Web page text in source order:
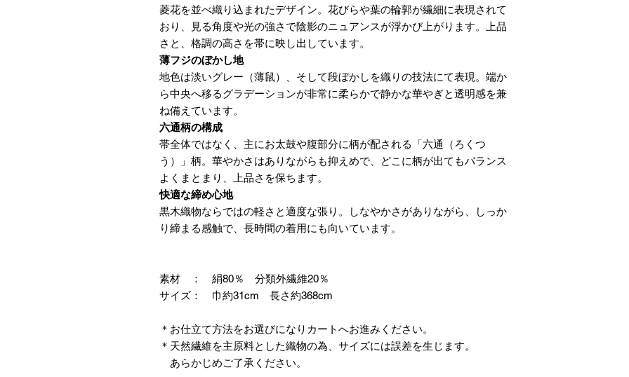
菱花を並べ織り込まれたデザイン。花びらや葉の輪郭が繊細に表現されて
おり、見る角度や光の強さで陰影のニュアンスが浮かび上がります。上品
さと、格調の高さを帯に映し出しています。
薄フジのぼかし地
地色は淡いグレー（薄鼠）、そして段ぼかしを織りの技法にて表現。端か
ら中央へ移るグラデーションが非常に柔らかで静かな華やぎと透明感を兼
ね備えています。
六通柄の構成
帯全体ではなく、主にお太鼓や腹部分に柄が配される「六通（ろくつ
う）」柄。華やかさはありながらも抑えめで、どこに柄が出てもバランス
よくまとまり、上品さを保ちます。
快適な締め心地
黒木織物ならではの軽さと適度な張り。しなやかさがありながら、しっか
り締まる感触で、長時間の着用にも向いています。
素材 ： 絹80％ 分類外繊維20％
サイズ： 巾約31cm 長さ約368cm
＊お仕立て方法をお選びになりカートへお進みください。
＊天然繊維を主原料とした織物の為、サイズには誤差を生じます。
あらかじめご了承ください。